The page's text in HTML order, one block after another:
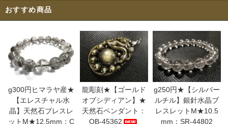
おすすめ商品
g300円ヒマラヤ産★
【エレスチャル水
晶】天然石ブレスレ
ットM★12.5mm：C
龍彫刻★【ゴールド
オブシディアン】★
天然石ペンダント：
OB-45362
g250円★【シルバー
ルチル】銀針水晶ブ
レスレットM★10.5
mm：SR-44802